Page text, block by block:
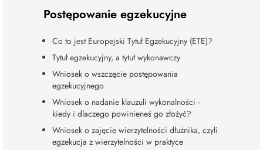
Postępowanie egzekucyjne
Co to jest Europejski Tytuł Egzekucyjny (ETE)?
Tytuł egzekucyjny, a tytuł wykonawczy
Wniosek o wszczęcie postępowania
egzekucyjnego
Wniosek o nadanie klauzuli wykonalności -
kiedy i dlaczego powinieneś go złożyć?
Wniosek o zajęcie wierzytelności dłużnika, czyli
egzekucja z wierzytelności w praktyce